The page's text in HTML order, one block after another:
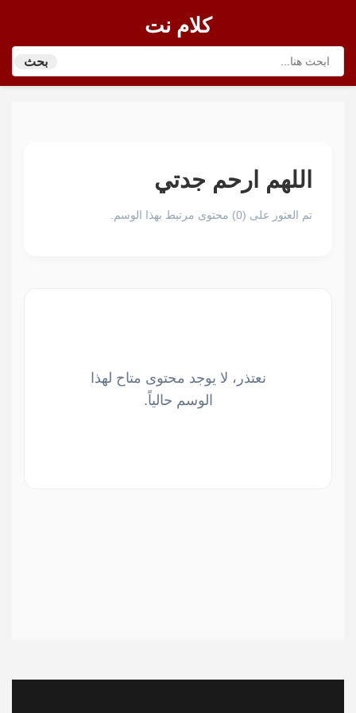
كلام نت
بحث
اللهم ارحم جدتي
تم العثور على (0) محتوى مرتبط بهذا الوسم.
نعتذر، لا يوجد محتوى متاح لهذا
الوسم حالياً.